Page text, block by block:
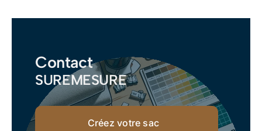
Contact
SUREMESURE
Créez votre sac